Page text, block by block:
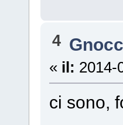
4
« il: 2014-
ci sono,